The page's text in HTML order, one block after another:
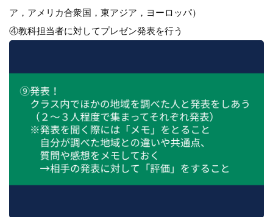
ア，アメリカ合衆国，東アジア，ヨーロッパ）
④教科担当者に対してプレゼン発表を行う